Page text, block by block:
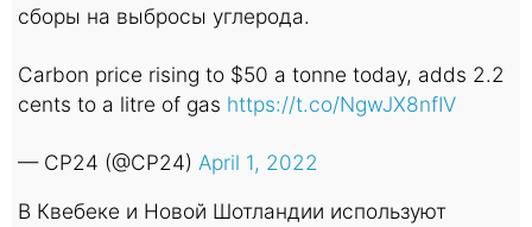
сборы на выбросы углерода.
Carbon price rising to $50 a tonne today, adds 2.2
cents to a litre of gas https://t.co/NgwJX8nfIV
— CP24 (@CP24) April 1, 2022
В Квебеке и Новой Шотландии используют